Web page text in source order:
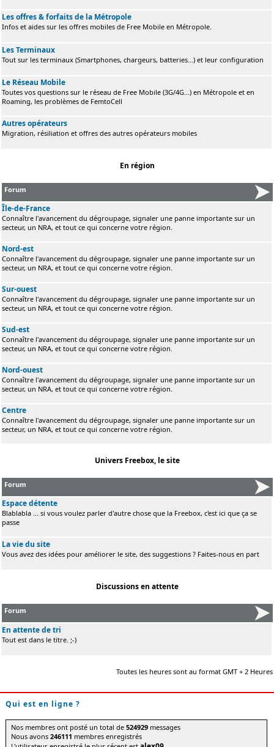
Les offres & forfaits de la Métropole
Infos et aides sur les offres mobiles de Free Mobile en Métropole.
Les Terminaux
Tout sur les terminaux (Smartphones, chargeurs, batteries...) et leur configuration
Le Réseau Mobile
Toutes vos questions sur le réseau de Free Mobile (3G/4G...) en Métropole et en
Roaming, les problèmes de FemtoCell
Autres opérateurs
Migration, résiliation et offres des autres opérateurs mobiles
En région
Forum
Île-de-France
Connaître l'avancement du dégroupage, signaler une panne importante sur un
secteur, un NRA, et tout ce qui concerne votre région.
Nord-est
Connaître l'avancement du dégroupage, signaler une panne importante sur un
secteur, un NRA, et tout ce qui concerne votre région.
Sur-ouest
Connaître l'avancement du dégroupage, signaler une panne importante sur un
secteur, un NRA, et tout ce qui concerne votre région.
Sud-est
Connaître l'avancement du dégroupage, signaler une panne importante sur un
secteur, un NRA, et tout ce qui concerne votre région.
Nord-ouest
Connaître l'avancement du dégroupage, signaler une panne importante sur un
secteur, un NRA, et tout ce qui concerne votre région.
Centre
Connaître l'avancement du dégroupage, signaler une panne importante sur un
secteur, un NRA, et tout ce qui concerne votre région.
Univers Freebox, le site
Forum
Espace détente
Blablabla ... si vous voulez parler d'autre chose que la Freebox, c'est ici que ça se
passe
La vie du site
Vous avez des idées pour améliorer le site, des suggestions ? Faites-nous en part
Discussions en attente
Forum
En attente de tri
Tout est dans le titre. ;-)
Toutes les heures sont au format GMT + 2 Heures
Qui est en ligne ?
Nos membres ont posté un total de524929 messages
Nous avons246111 membres enregistrés